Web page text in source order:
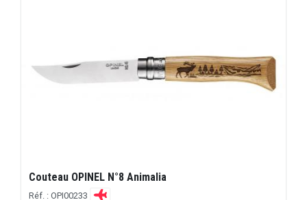
Couteau OPINEL N°8 Animalia
Réf. : OPI00233